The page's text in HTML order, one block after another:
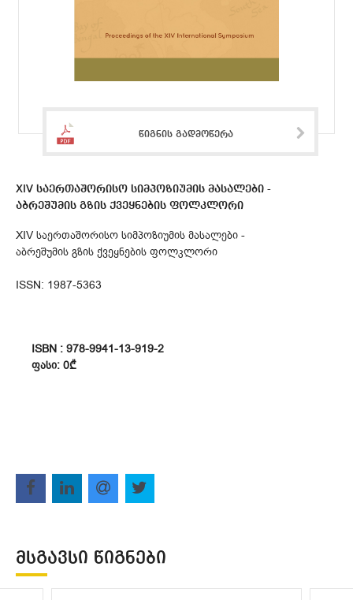
წიგნის გადმოწერა
XIV საერთაშორისო სიმპოზიუმის მასალები -
აბრეშუმის გზის ქვეყნების ფოლკლორი
XIV საერთაშორისო სიმპოზიუმის მასალები -
აბრეშუმის გზის ქვეყნების ფოლკლორი
ISSN: 1987-5363
ISBN : 978-9941-13-919-2
ᲤᲐᲡᲘ: 0₾
ᲛᲡᲒᲐᲕᲡᲘ ᲬᲘᲒᲜᲔᲑᲘ